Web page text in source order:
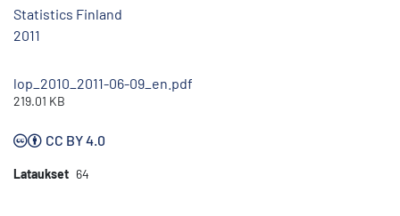
Statistics Finland
2011
lop_2010_2011-06-09_en.pdf
219.01 KB
CC BY 4.0
Lataukset 64